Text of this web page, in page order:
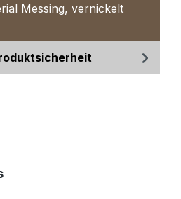
Messing, vernickelt